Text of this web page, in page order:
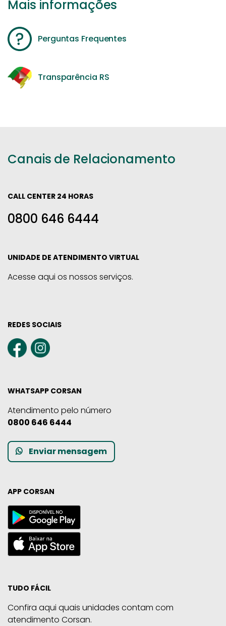
Mais informações
Perguntas Frequentes
Transparência RS
Canais de Relacionamento
CALL CENTER 24 HORAS
0800 646 6444
UNIDADE DE ATENDIMENTO VIRTUAL
Acesse aqui os nossos serviços.
REDES SOCIAIS
WHATSAPP CORSAN
Atendimento pelo número
0800 646 6444
Enviar mensagem
APP CORSAN
TUDO FÁCIL
Confira aqui quais unidades contam com
atendimento Corsan.